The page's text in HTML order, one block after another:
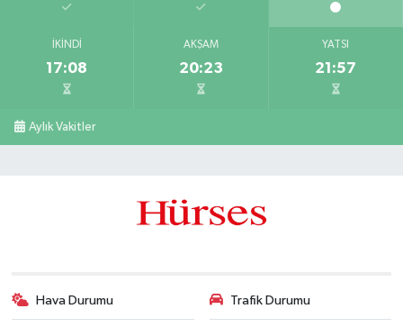
İKINDI
17:08
AKŞAM
20:23
YATSI
21:57
Aylık Vakitler
Hava Durumu Trafik Durumu